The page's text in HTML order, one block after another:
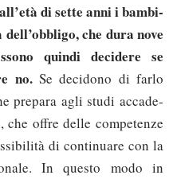
al­l’e­tà di set­te an­ni i bam­bi­
che du­ra no­ve
quindi de­ci­de­re se
no.Se de­ci­do­no di far­lo
pre­pa­ra agli stu­di ac­ca­de­
of­fre del­le com­pe­ten­ze
di con­ti­nua­re con la
In questo modo in